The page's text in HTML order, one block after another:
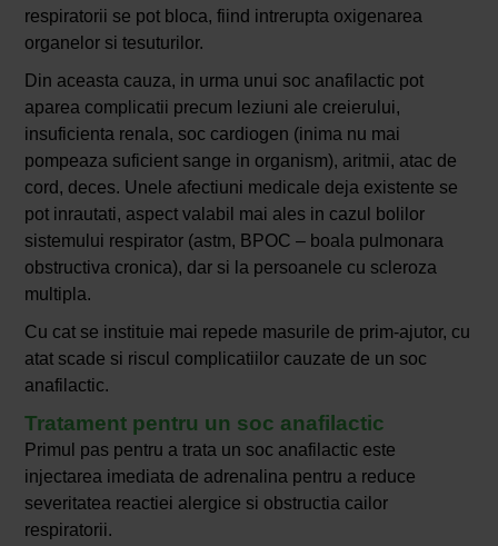
respiratorii se pot bloca, fiind intrerupta oxigenarea
organelor si tesuturilor.
Din aceasta cauza, in urma unui soc anafilactic pot
aparea complicatii precum leziuni ale creierului,
insuficienta renala, soc cardiogen (inima nu mai
pompeaza suficient sange in organism), aritmii, atac de
cord, deces. Unele afectiuni medicale deja existente se
pot inrautati, aspect valabil mai ales in cazul bolilor
sistemului respirator (astm, BPOC – boala pulmonara
obstructiva cronica), dar si la persoanele cu scleroza
multipla.
Cu cat se instituie mai repede masurile de prim-ajutor, cu
atat scade si riscul complicatiilor cauzate de un soc
anafilactic.
Tratament pentru un soc anafilactic
Primul pas pentru a trata un soc anafilactic este
injectarea imediata de adrenalina pentru a reduce
severitatea reactiei alergice si obstructia cailor
respiratorii.